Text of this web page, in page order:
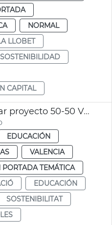
NORMAL
LLOBET
SOSTENIBILIDAD
CAPITAL
Convocatoria escolar proyecto 50-50 València
EDUCACIÓN
VALENCIA
PORTADA TEMÁTICA
EDUCACIÓN
SOSTENIBILITAT